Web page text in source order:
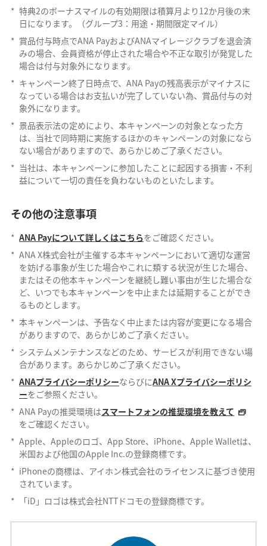
* 特典2のボーナスマイルの有効期限は積算月より12か月後の末
日になります。（グループ3：用途・期間限定マイル）
* 賞品付与時点でANA PayおよびANAマイレージクラブを退会済
みの場合、会員資格が停止された場合や不正な取引が発覚した
場合は付与対象外になります。
* キャンペーン終了日時点で、ANA Payの残高表示がマイナスに
なっている場合はお支払いが完了していない為、賞品付与の対
象外になります。
* 景品表示法の定めにより、本キャンペーンの対象となった方
は、当社で同時期に実施するほかのキャンペーンの対象になら
ない場合がありますので、あらかじめご了承ください。
* 当社は、本キャンペーンに参加したことに起因する損害・不利
益について一切の責任を負わないものといたします。
その他の注意事項
* ANA Payについて詳しくはこちらをご確認ください。
* ANA X株式会社が主催する本キャンペーンにおいて適切な運営
を妨げる事象が生じた場合やこれに類する状況が生じた場合、
またはその他本キャンペーンを継続し難い事由が生じた場合な
ど、いつでも本キャンペーンを中止または延期することができ
るものとします。
* 本キャンペーンは、予告なく中止または内容が変更になる場合
がありますので、あらかじめご了承ください。
* システムメンテナンスなどのため、サービスが利用できない場
合があります。あらかじめご了承ください。
* ANAプライバシーポリシーならびにANA Xプライバシーポリシ
ーをご参照ください。
* ANA Payの推奨環境はスマートフォンの推奨環境を教えて
をご確認ください。
* Apple、Appleのロゴ、App Store、iPhone、Apple Walletは、
米国および他国のApple Inc.の登録商標です。
* iPhoneの商標は、アイホン株式会社のライセンスに基づき使用
されています。
*
「iD」ロゴは株式会社NTTドコモの登録商標です。